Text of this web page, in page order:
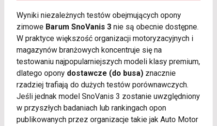
Wyniki niezależnych testów obejmujących opony
zimowe Barum SnoVanis 3nie są obecnie dostępne.
W praktyce większość organizacji motoryzacyjnych i
magazynów branżowych koncentruje się na
testowaniu najpopularniejszych modeli klasy premium,
dlatego opony dostawcze (do busa)znacznie
rzadziej trafiają do dużych testów porównawczych.
Jeśli jednak model SnoVanis 3 zostanie uwzględniony
w przyszłych badaniach lub rankingach opon
publikowanych przez organizacje takie jak Auto Motor